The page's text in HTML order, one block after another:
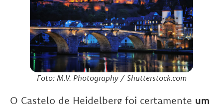
Foto: M.V. Photography / Shutterstock.com
O Castelo de Heidelberg foi certamente um